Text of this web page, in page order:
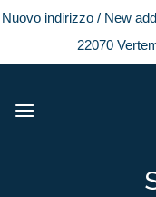
Nuovo indirizzo / New
22070
content